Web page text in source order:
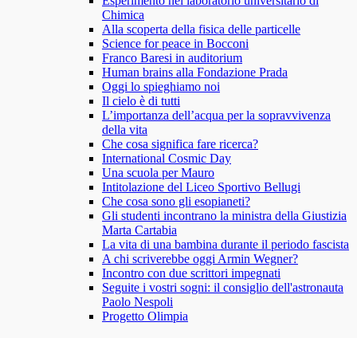
Chimica
Alla scoperta della fisica delle particelle
Science for peace in Bocconi
Franco Baresi in auditorium
Human brains alla Fondazione Prada
Oggi lo spieghiamo noi
Il cielo è di tutti
L’importanza dell’acqua per la sopravvivenza
della vita
Che cosa significa fare ricerca?
International Cosmic Day
Una scuola per Mauro
Intitolazione del Liceo Sportivo Bellugi
Che cosa sono gli esopianeti?
Gli studenti incontrano la ministra della Giustizia
Marta Cartabia
La vita di una bambina durante il periodo fascista
A chi scriverebbe oggi Armin Wegner?
Incontro con due scrittori impegnati
Seguite i vostri sogni: il consiglio dell'astronauta
Paolo Nespoli
Progetto Olimpia